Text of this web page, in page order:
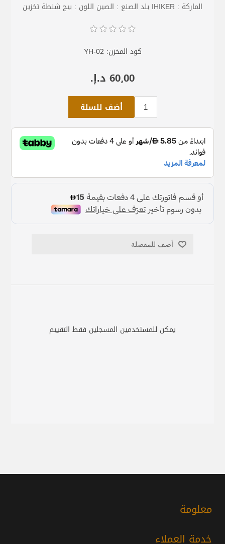
الماركة : IHIKER بلد الصنع : الصين اللون : بيج شنطة تخزين
كود المخزن: YH-02
60٫00 د.إ.‏
أضف للسلة
أضف للمفضلة
يمكن للمستخدمين المسجلين فقط التقييم
معلومة
خدمة العملاء